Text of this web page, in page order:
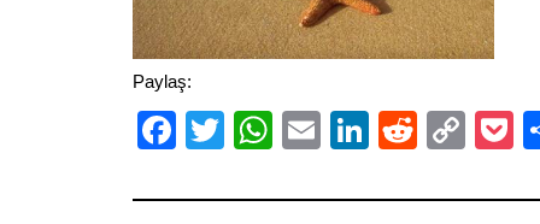
Paylaş:
Facebook
TwitterWhatsApp
EmailLinkedIn
Reddit